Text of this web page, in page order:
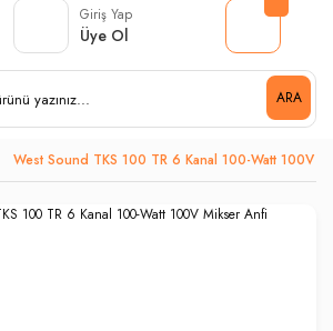
ARA
Giriş Yap
Üye Ol
West Sound TKS 100 TR 6 Kanal 100-Watt 100V